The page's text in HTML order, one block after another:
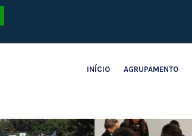
INÍCIO AGRUPAMENTO